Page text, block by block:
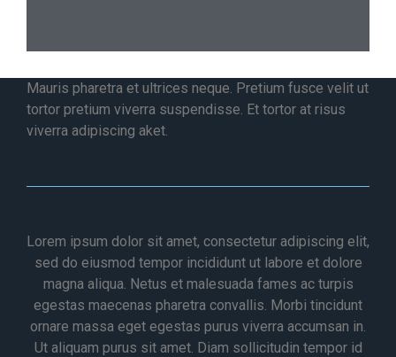
Mauris pharetra et ultrices neque. Pretium fusce velit ut
tortor pretium viverra suspendisse. Et tortor at risus
viverra adipiscing aket.
Lorem ipsum dolor sit amet, consectetur adipiscing elit,
sed do eiusmod tempor incididunt ut labore et dolore
magna aliqua. Netus et malesuada fames ac turpis
egestas maecenas pharetra convallis. Morbi tincidunt
ornare massa eget egestas purus viverra accumsan in.
Ut aliquam purus sit amet. Diam sollicitudin tempor id